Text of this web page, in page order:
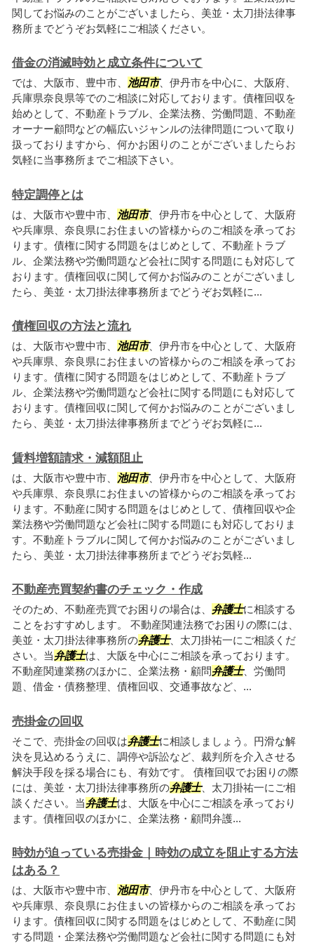
関してお悩みのことがございましたら、美並・太刀掛法律事
務所までどうぞお気軽にご相談ください。
借金の消滅時効と成立条件について
では、大阪市、豊中市、 池田市、伊丹市を中心に、大阪府、
兵庫県奈良県等でのご相談に対応しております。債権回収を
始めとして、不動産トラブル、企業法務、労働問題、不動産
オーナー顧問などの幅広いジャンルの法律問題について取り
扱っておりますから、何かお困りのことがございましたらお
気軽に当事務所までご相談下さい。
特定調停とは
は、大阪市や豊中市、 池田市、伊丹市を中心として、大阪府
や兵庫県、奈良県にお住まいの皆様からのご相談を承ってお
ります。債権に関する問題をはじめとして、不動産トラブ
ル、企業法務や労働問題など会社に関する問題にも対応して
おります。債権回収に関して何かお悩みのことがございまし
たら、美並・太刀掛法律事務所までどうぞお気軽に...
債権回収の方法と流れ
は、大阪市や豊中市、 池田市、伊丹市を中心として、大阪府
や兵庫県、奈良県にお住まいの皆様からのご相談を承ってお
ります。債権に関する問題をはじめとして、不動産トラブ
ル、企業法務や労働問題など会社に関する問題にも対応して
おります。債権回収に関して何かお悩みのことがございまし
たら、美並・太刀掛法律事務所までどうぞお気軽に...
賃料増額請求・減額阻止
は、大阪市や豊中市、 池田市、伊丹市を中心として、大阪府
や兵庫県、奈良県にお住まいの皆様からのご相談を承ってお
ります。不動産に関する問題をはじめとして、債権回収や企
業法務や労働問題など会社に関する問題にも対応しておりま
す。不動産トラブルに関して何かお悩みのことがございまし
たら、美並・太刀掛法律事務所までどうぞお気軽...
不動産売買契約書のチェック・作成
そのため、不動産売買でお困りの場合は、 弁護士に相談する
ことをおすすめします。 不動産関連法務でお困りの際には、
美並・太刀掛法律事務所の弁護士、太刀掛祐一にご相談くだ
さい。当弁護士は、大阪を中心にご相談を承っております。
不動産関連業務のほかに、企業法務・顧問弁護士、労働問
題、借金・債務整理、債権回収、交通事故など、...
売掛金の回収
そこで、売掛金の回収は弁護士に相談しましょう。円滑な解
決を見込めるうえに、調停や訴訟など、裁判所を介入させる
解決手段を採る場合にも、有効です。 債権回収でお困りの際
には、美並・太刀掛法律事務所の弁護士、太刀掛祐一にご相
談ください。当弁護士は、大阪を中心にご相談を承っており
ます。債権回収のほかに、企業法務・顧問弁護...
時効が迫っている売掛金｜時効の成立を阻止する方法
はある？
は、大阪市や豊中市、 池田市、伊丹市を中心として、大阪府
や兵庫県、奈良県にお住まいの皆様からのご相談を承ってお
ります。債権回収に関する問題をはじめとして、不動産に関
する問題・企業法務や労働問題など会社に関する問題にも対